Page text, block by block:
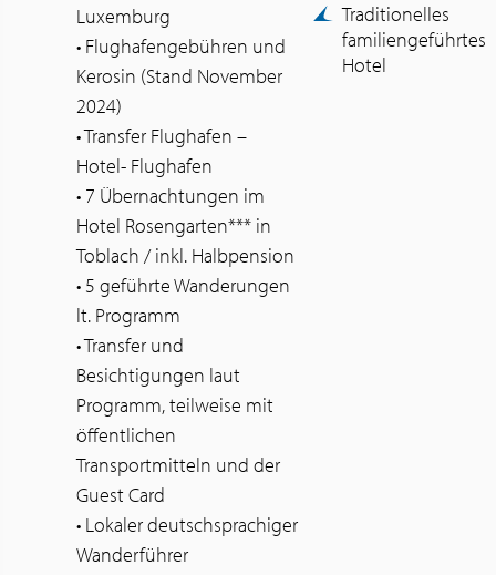
Luxemburg
• Flughafengebühren und
Kerosin (Stand November
2024)
• Transfer Flughafen –
Hotel- Flughafen
• 7 Übernachtungen im
Hotel Rosengarten*** in
Toblach / inkl. Halbpension
• 5 geführte Wanderungen
lt. Programm
• Transfer und
Besichtigungen laut
Programm, teilweise mit
öffentlichen
Transportmitteln und der
Guest Card
• Lokaler deutschsprachiger
Wanderführer
Traditionelles
familiengeführtes
Hotel